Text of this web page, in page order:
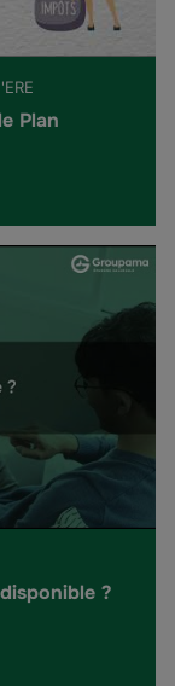
Plan
?